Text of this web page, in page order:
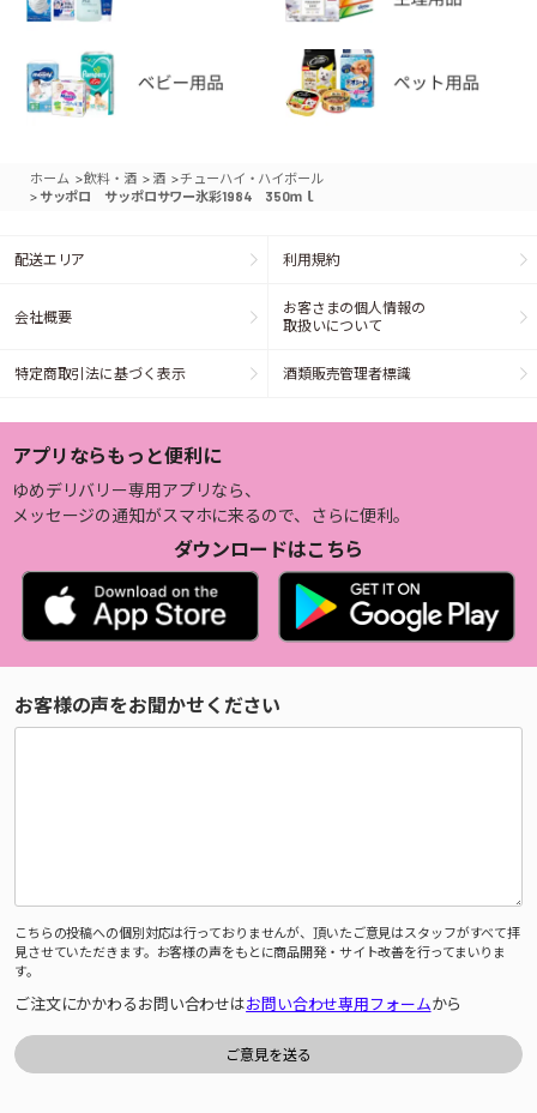
ホーム >飲料・酒 > 酒 >チューハイ・ハイボール
> サッポロ サッポロサワー氷彩1984 350ｍｌ
配送エリア 利用規約
会社概要
お客さまの個人情報の
取扱いについて
特定商取引法に基づく表示 酒類販売管理者標識
アプリならもっと便利に
ゆめデリバリー専用アプリなら、
メッセージの通知がスマホに来るので、さらに便利。
ダウンロードはこちら
お客様の声をお聞かせください
こちらの投稿への個別対応は行っておりませんが、頂いたご意見はスタッフがすべて拝
見させていただきます。お客様の声をもとに商品開発・サイト改善を行ってまいりま
す。
ご注文にかかわるお問い合わせはお問い合わせ専用フォームから